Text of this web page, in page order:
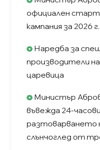
официален
кампания за 2026 г.
Наредба за
производители на
царевица
Министър
въвежда 24-
разтоварването
слънчоглед от